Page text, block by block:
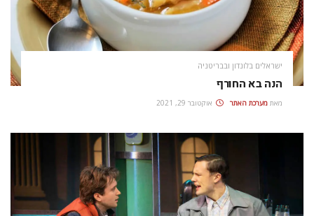
ישראלים בלונדון ובבריטניה
הנה בא החורף
מאת מערכת האתר אוקטובר 29, 2021